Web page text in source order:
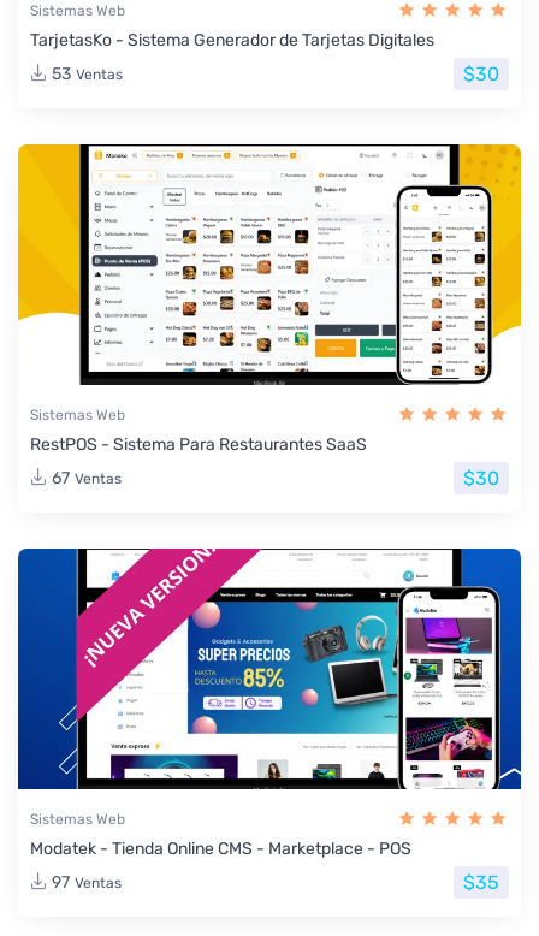
Sistemas Web
TarjetasKo - Sistema Generador de Tarjetas Digitales
53 Ventas $30
Sistemas Web
RestPOS - Sistema Para Restaurantes SaaS
67 Ventas $30
Sistemas Web
Modatek - Tienda Online CMS - Marketplace - POS
97 Ventas $35